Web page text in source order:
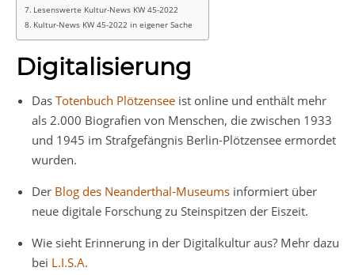
Lesenswerte Kultur-News KW 45-2022
Kultur-News KW 45-2022 in eigener Sache
Digitalisierung
Das Totenbuch Plötzensee ist online und enthält mehr
als 2.000 Biografien von Menschen, die zwischen 1933
und 1945 im Strafgefängnis Berlin-Plötzensee ermordet
wurden.
Der Blog des Neanderthal-Museums informiert über
neue digitale Forschung zu Steinspitzen der Eiszeit.
Wie sieht Erinnerung in der Digitalkultur aus? Mehr dazu
bei L.I.S.A.